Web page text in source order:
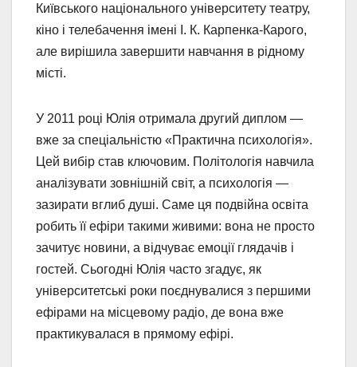
Київського національного університету театру,
кіно і телебачення імені І. К. Карпенка-Карого,
але вирішила завершити навчання в рідному
місті.
У 2011 році Юлія отримала другий диплом —
вже за спеціальністю «Практична психологія».
Цей вибір став ключовим. Політологія навчила
аналізувати зовнішній світ, а психологія —
зазирати вглиб душі. Саме ця подвійна освіта
робить її ефіри такими живими: вона не просто
зачитує новини, а відчуває емоції глядачів і
гостей. Сьогодні Юлія часто згадує, як
університетські роки поєднувалися з першими
ефірами на місцевому радіо, де вона вже
практикувалася в прямому ефірі.